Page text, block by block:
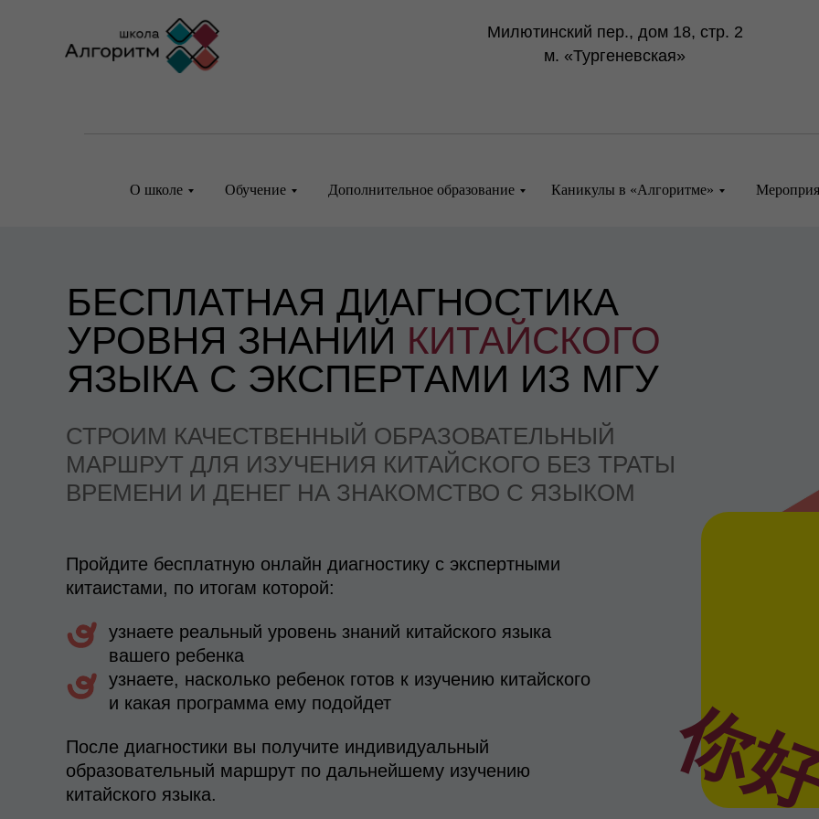
Милютинский пер., дом 18, стр. 2
м. «Тургеневская»
О школе Обучение Дополнительное образование Каникулы в «Алгоритме»
БЕСПЛАТНАЯ ДИАГНОСТИКА
УРОВНЯ ЗНАНИЙ КИТАЙСКОГО
ЯЗЫКА С ЭКСПЕРТАМИ ИЗ МГУ
СТРОИМ КАЧЕСТВЕННЫЙ ОБРАЗОВАТЕЛЬНЫЙ
МАРШРУТ ДЛЯ ИЗУЧЕНИЯ КИТАЙСКОГО БЕЗ ТРАТЫ
ВРЕМЕНИ И ДЕНЕГ НА ЗНАКОМСТВО С ЯЗЫКОМ
你
Пройдите бесплатную онлайн диагностику с экспертными
китаистами, по итогам которой:
узнаете реальный уровень знаний китайского языка
вашего ребенка
узнаете, насколько ребенок готов к изучению китайского
и какая программа ему подойдет
После диагностики вы получите индивидуальный
образовательный маршрут по дальнейшему изучению
китайского языка.